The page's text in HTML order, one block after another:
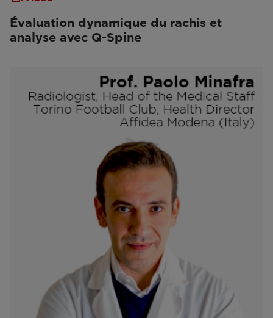
Évaluation dynamique du rachis et
analyse avec Q-Spine